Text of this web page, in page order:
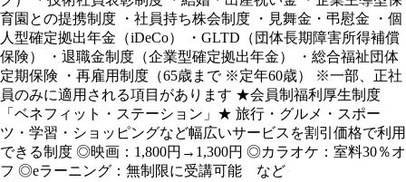
育園との提携制度 ・社員持ち株会制度 ・見舞金・弔慰金 ・個
人型確定拠出年金（iDeCo） ・GLTD（団体長期障害所得補償
保険） ・退職金制度（企業型確定拠出年金） ・総合福祉団体
定期保険 ・再雇用制度（65歳まで ※定年60歳） ※一部、正社
員のみに適用される項目があります ★会員制福利厚生制度
「ベネフィット・ステーション」★ 旅行・グルメ・スポー
ツ・学習・ショッピングなど幅広いサービスを割引価格で利用
できる制度 ◎映画：1,800円→1,300円 ◎カラオケ：室料30％オ
フ ◎eラーニング：無制限に受講可能 など